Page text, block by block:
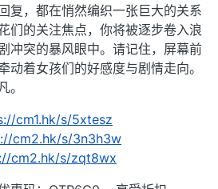
复，都在悄然编织一张巨大的关系
们的关注焦点，你将被逐步卷入浪
冲突的暴风眼中。请记住，屏幕前
动着女孩们的好感度与剧情走向。
。
cm1.hk/s/5xtesz
cm2.hk/s/3n3h3w
cm2.hk/s/zqt8wx